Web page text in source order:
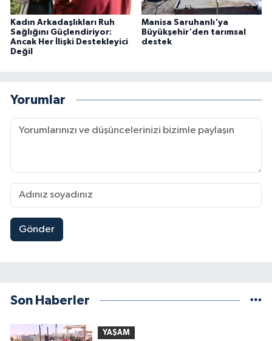
Kadın Arkadaşlıkları Ruh
Sağlığını Güçlendiriyor:
Ancak Her İlişki Destekleyici
Değil
Manisa Saruhanlı'ya
Büyükşehir'den tarımsal
destek
Yorumlar
Gönder
Son Haberler
YAŞAM